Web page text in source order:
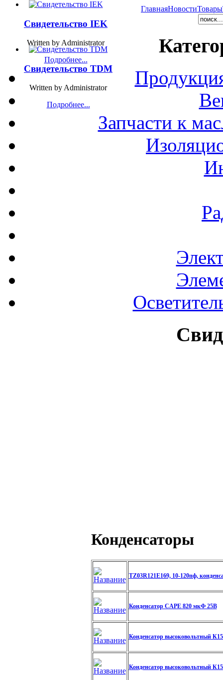
ГлавнаяНовостиТовары
Запчасти к
Свидетельство IEK
Written by Administrator
Подробнее...
Свидетельство TDM
Written by Administrator
Подробнее...
Конденсаторы
TZ03R121E169, 10-120пф,
Конденсатор CAPE 820 мкФ 25В
Конденсатор высоковольтный
Конденсатор высоковольтный